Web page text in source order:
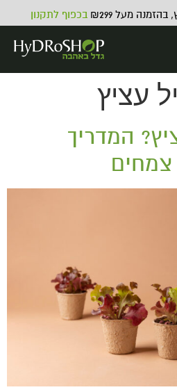
מעל ₪299 בכפוף לתקנון
עציץ
המדריך
HYDROPONICS FOR